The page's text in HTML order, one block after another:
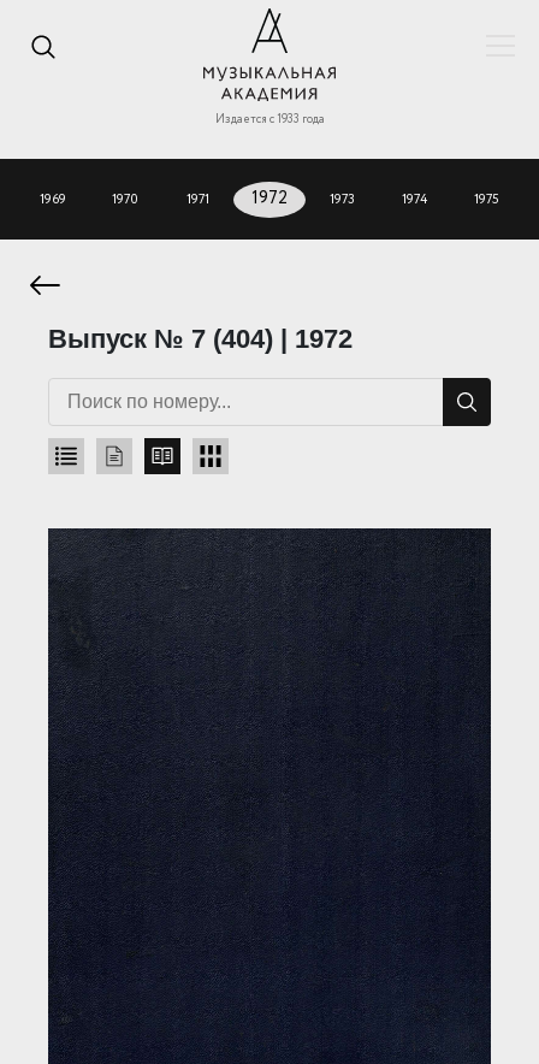
Издается с 1933 года
1969 1970 1971 1972 1973 1974 1975
Выпуск № 7 (404) | 1972
Загрузка...